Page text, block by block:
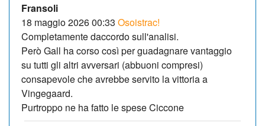
Fransoli
18 maggio 2026 00:33 Osoistrac!
Completamente daccordo sull'analisi.
Però Gall ha corso così per guadagnare vantaggio
su tutti gli altri avversari (abbuoni compresi)
consapevole che avrebbe servito la vittoria a
Vingegaard.
Purtroppo ne ha fatto le spese Ciccone